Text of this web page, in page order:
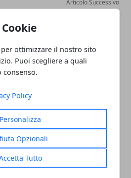
ottimizzare il nostro sito
Puoi scegliere a quali
consenso.
Policy
Personalizza
Opzionali
Tutto
Articolo Successivo
Boston: arriva in libreria la
Redazione